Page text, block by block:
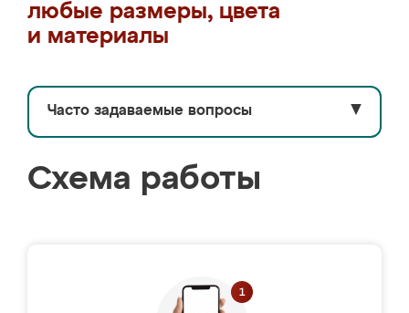
любые размеры, цвета
и материалы
Часто задаваемые вопросы ▼
Схема работы